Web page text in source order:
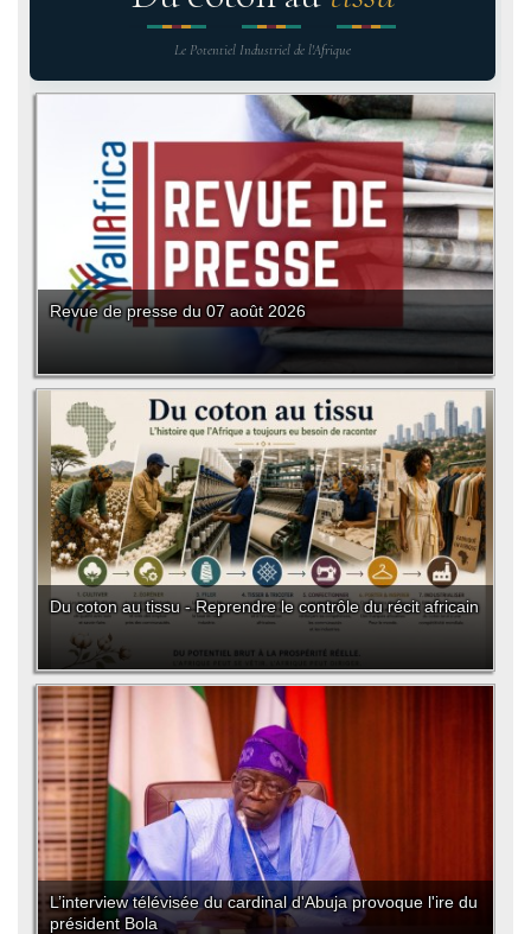
Le Potentiel Industriel de l'Afrique
Revue de presse du 07 août 2026
Du coton au tissu - Reprendre le contrôle du récit africain
L’interview télévisée du cardinal d'Abuja provoque l'ire du
président Bola